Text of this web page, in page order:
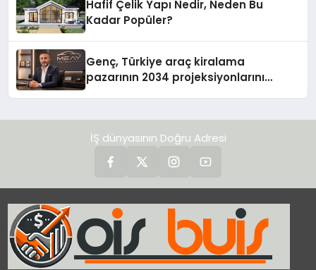
Hafif Çelik Yapı Nedir, Neden Bu
Kadar Popüler?
Genç, Türkiye araç kiralama
pazarının 2034 projeksiyonlarını
İŞ dünyasının Doğru Adresi